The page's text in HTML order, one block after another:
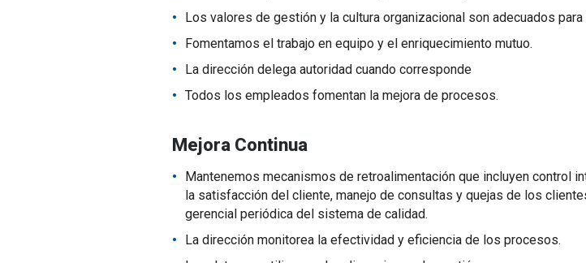
Los valores de gestión y la cultura organizacional son adecuados
Fomentamos el trabajo en equipo y el enriquecimiento mutuo.
La dirección delega autoridad cuando corresponde
Todos los empleados fomentan la mejora de procesos.
Mejora Continua
Mantenemos mecanismos de retroalimentación que incluyen control
la satisfacción del cliente, manejo de consultas y quejas de los
gerencial periódica del sistema de calidad.
La dirección monitorea la efectividad y eficiencia de los procesos.